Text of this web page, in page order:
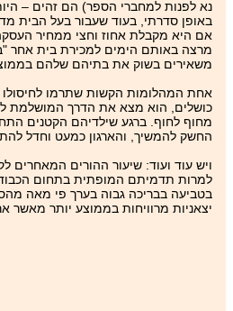
נא לפנות למחברי הספר) הם זהים –
משאירים בשוק את בתיהם שלהם
אחת המהלומות הקשות שתרמו
כושלים, הוא מצא את הדרך המושלמת
מחוף לחוף. ברגע שילדיהם הקטנים
החשק להמשיך, והארגון כמעט וחדל
ויש עוד ועוד: שיעור ההורים המאחרים
למרות תדמיתם המופתית בתחום הכבוד
בטביעה בבריכה גבוה בערך פי מאה
יצאניות מרוויחות בממוצע יותר מאשר